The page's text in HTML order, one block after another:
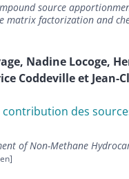
source
matrix factorization and
, Nadine Locoge,
Coddevilleet Jean-
des
of Non-Methane